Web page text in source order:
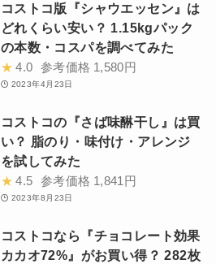
コストコ版『シャウエッセン』は
どれくらい安い？ 1.15kgパック
の本数・コスパを調べてみた
★ 4.0 参考価格 1,580円
2023年4月23日
コストコの『さば味醂干し』は買
い？ 脂のり・味付け・アレンジ
を試してみた
★ 4.5 参考価格 1,841円
2023年8月23日
コストコなら『チョコレート効果
カカオ72%』がお買い得？ 282枚